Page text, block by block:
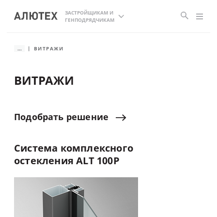
ЗАСТРОЙЩИКАМ И
ГЕНПОДРЯДЧИКАМ
... ВИТРАЖИ
ВИТРАЖИ
Подобрать решение
Система комплексного
остекления ALT 100P